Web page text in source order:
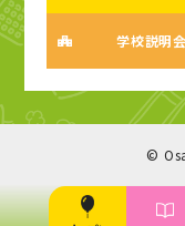
学校説明会
©